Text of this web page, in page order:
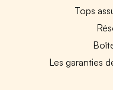
Tops
Les garanties